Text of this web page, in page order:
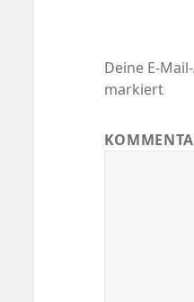
Deine E-
markiert